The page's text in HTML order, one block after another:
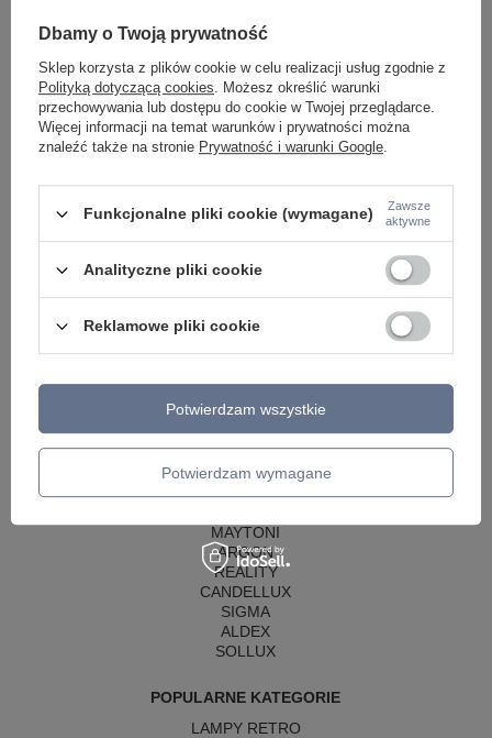
KINKIETY NAD LUSTRO
ŻYRANDOLE
LAMPKI NOCNE
ŻYRANDOLE KRYSZTAŁOWE
LAMPY WISZĄCE CZARNE
LAMPY WISZĄCE - OKRĘGI
KINKIETY DO SYPIALNI
LAMPY SUFITOWE OKRĄGŁE
LAMPY ZEWNĘTRZNE
LAMPY OGRODOWE - WISZĄCE
LAMPY WISZĄCE - ZEWNĘTRZNE
LAMPY OGRODOWE - SUFITOWE
LAMPY SOLARNE
OPRAWY OGRODOWE
OŚWIETLENIE SCHODÓW ZEWNĘTRZNE
AZZARDO
MAYTONI
ARGON
REALITY
CANDELLUX
SIGMA
ALDEX
SOLLUX
POPULARNE KATEGORIE
LAMPY RETRO
Dbamy o Twoją prywatność
Sklep korzysta z plików cookie w celu realizacji usług zgodnie z
Polityką dotyczącą cookies. Możesz określić warunki
przechowywania lub dostępu do cookie w Twojej przeglądarce.
Więcej informacji na temat warunków i prywatności można
znaleźć także na stronie Prywatność i warunki Google.
Funkcjonalne pliki cookie (wymagane)
Zawsze
aktywne
Analityczne pliki cookie
Reklamowe pliki cookie
Potwierdzam wymagane
Potwierdzam wszystkie